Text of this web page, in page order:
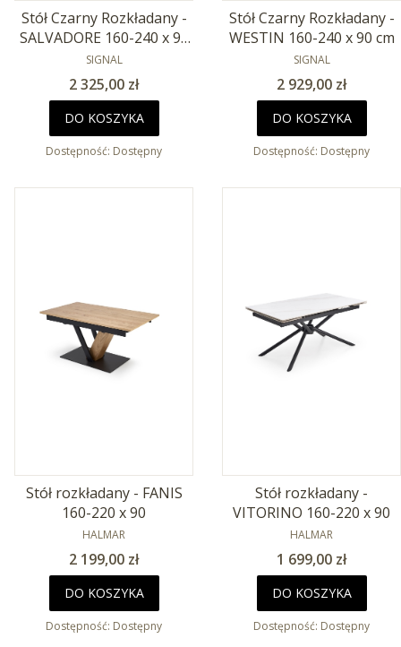
Stół Czarny Rozkładany -
SALVADORE 160-240 x 90
cm
PRODUCENT
SIGNAL
Cena
2 325,00 zł
DO KOSZYKA
Dostępność: Dostępny
Stół Czarny Rozkładany -
WESTIN 160-240 x 90 cm
PRODUCENT
SIGNAL
Cena
2 929,00 zł
DO KOSZYKA
Dostępność: Dostępny
Stół rozkładany - FANIS
160-220 x 90
PRODUCENT
HALMAR
Cena
2 199,00 zł
DO KOSZYKA
Dostępność: Dostępny
Stół rozkładany -
VITORINO 160-220 x 90
PRODUCENT
HALMAR
Cena
1 699,00 zł
DO KOSZYKA
Dostępność: Dostępny